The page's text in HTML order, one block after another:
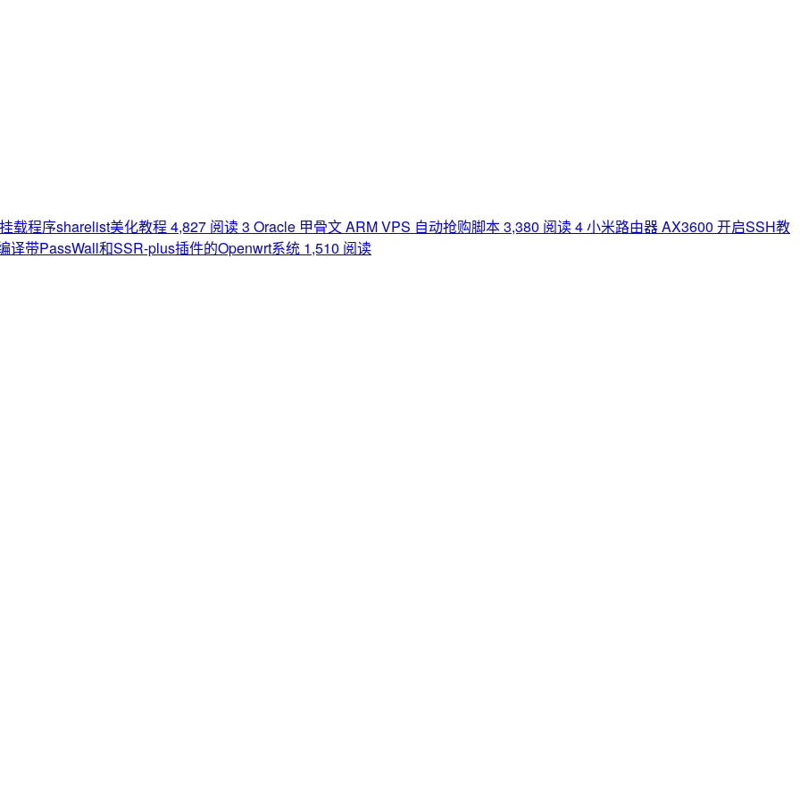
载程序sharelist美化教程 4,827 阅读3 Oracle 甲骨文 ARM VPS 自动抢购脚本3,380 阅读4小米路由器 AX3600 开启SSH教
译带PassWall和SSR-plus插件的Openwrt系统 1,510 阅读